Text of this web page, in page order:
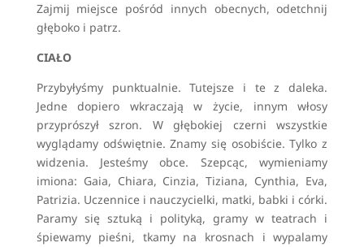
Zajmij miejsce pośród innych obecnych, odetchnij
głęboko i patrz.
CIAŁO
Przybyłyśmy punktualnie. Tutejsze i te z daleka.
Jedne dopiero wkraczają w życie, innym włosy
przyprószył szron. W głębokiej czerni wszystkie
wyglądamy odświętnie. Znamy się osobiście. Tylko z
widzenia. Jesteśmy obce. Szepcąc, wymieniamy
imiona: Gaia, Chiara, Cinzia, Tiziana, Cynthia, Eva,
Patrizia. Uczennice i nauczycielki, matki, babki i córki.
Paramy się sztuką i polityką, gramy w teatrach i
śpiewamy pieśni, tkamy na krosnach i wypalamy